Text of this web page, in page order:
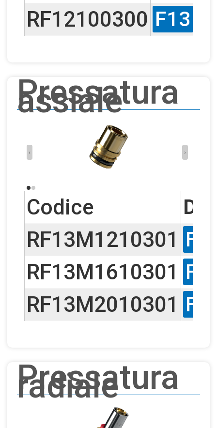
RF12100300 F13
Pressatura
assiale
‹ ›
Codice D1
RF13M1210301
RF13M1610301
RF13M2010301
Pressatura
radiale